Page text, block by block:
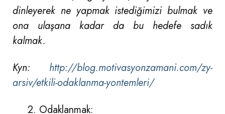
dinleyerek ne yapmak istediğimizi bulmak ve
ona ulaşana kadar da bu hedefe sadık
kalmak.
Kyn: http://blog.motivasyonzamani.com/zy-
arsiv/etkili-odaklanma-yontemleri/
2. Odaklanmak: